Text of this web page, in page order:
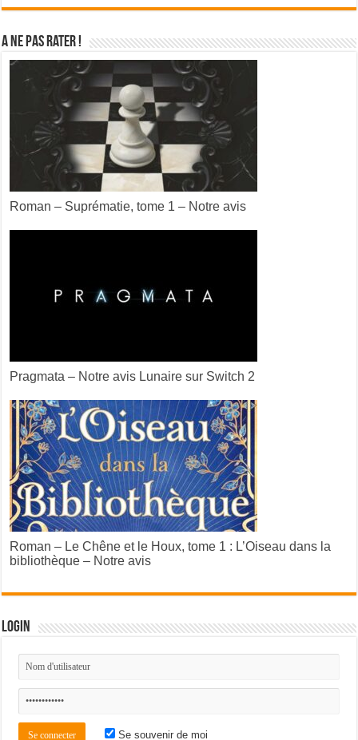
A ne pas rater !
Roman – Suprématie, tome 1 – Notre avis
Pragmata – Notre avis Lunaire sur Switch 2
Roman – Le Chêne et le Houx, tome 1 : L’Oiseau dans la
bibliothèque – Notre avis
Login
Se souvenir de moi